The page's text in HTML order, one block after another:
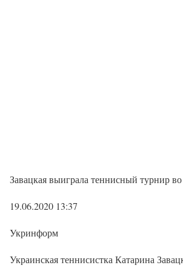
Завацкая выиграла теннисный турнир
19.06.2020 13:37
Укринформ
Украинская теннисистка Катарина